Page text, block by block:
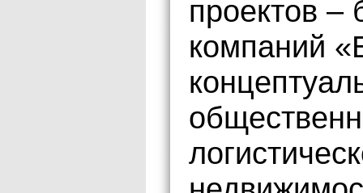
проектов –
компаний